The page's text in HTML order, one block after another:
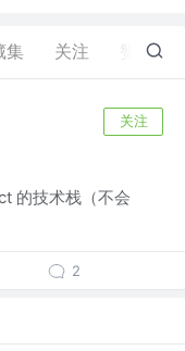
集 关注 1
关注
的技术栈（不会
2